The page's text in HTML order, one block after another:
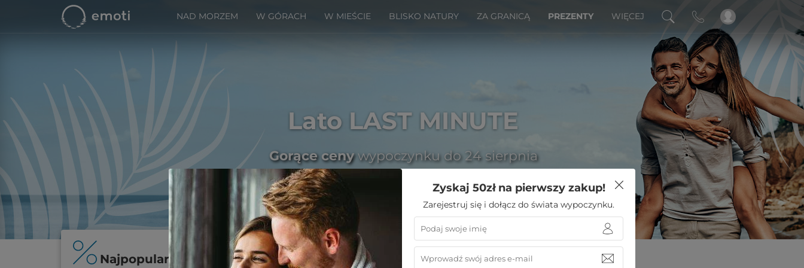
NAD MORZEM W GÓRACH W MIEŚCIE BLISKO NATURY ZA GRANICĄ PREZENTY WIĘCEJ
Lato LAST MINUTE
Gorące cenywypoczynku do 24 sierpnia
Najpopularniejsze oferty
Zyskaj 50zł na pierwszy zakup!
Zarejestruj się i dołącz do świata wypoczynku.